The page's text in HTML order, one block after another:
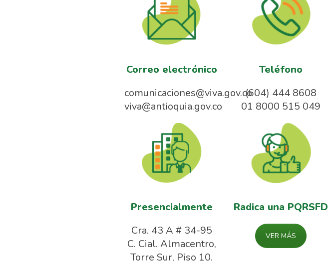
Correo electrónico
comunicaciones@viva.gov.co
viva@antioquia.gov.co
Teléfono
(604) 444 8608
01 8000 515 049
Presencialmente
Cra. 43 A # 34-95
C. Cial. Almacentro,
Torre Sur, Piso 10.
Radica una PQRSFD
VER MÁS